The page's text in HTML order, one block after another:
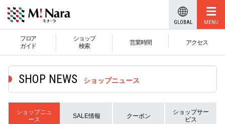
GLOBAL
フロア
ガイド
ショップ
検索
営業時間 アクセス
ショップニュース
ショップニュ
ース
SALE情報 クーポン
ショップサー
ビス